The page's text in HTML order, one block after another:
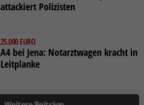
attackiert Polizisten
25.000 EURO
A4 bei Jena: Notarztwagen kracht in
Leitplanke